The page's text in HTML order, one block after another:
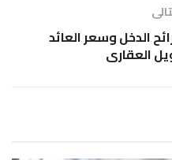
الدخل وسعر العائد
العقارى